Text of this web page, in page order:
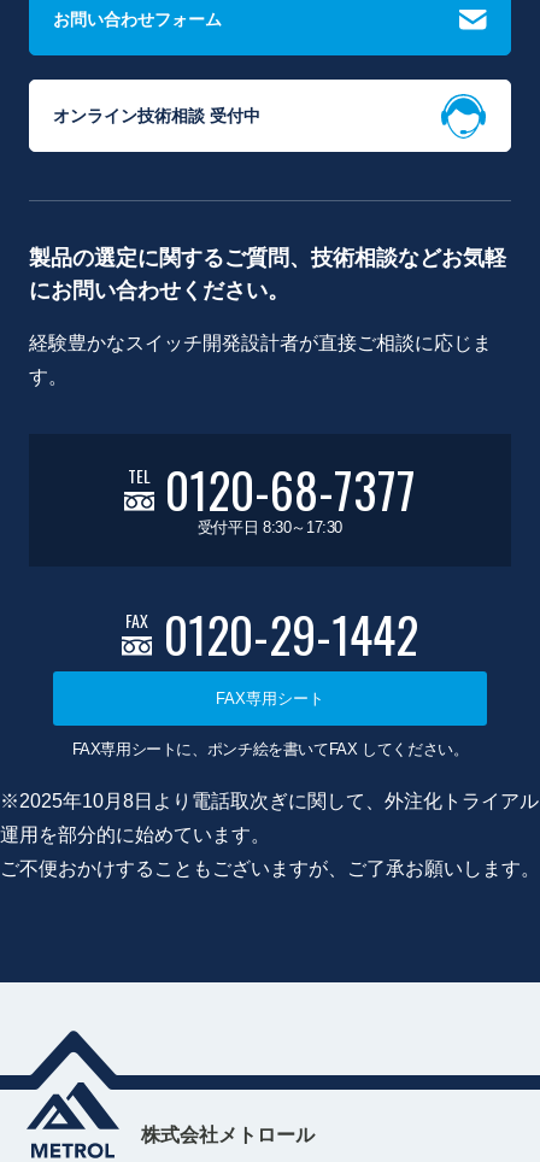
お問い合わせフォーム
オンライン技術相談 受付中
製品の選定に関するご質問、技術相談などお気軽
にお問い合わせください。
経験豊かなスイッチ開発設計者が直接ご相談に応じま
す。
TEL 0120-68-7377
受付平日 8:30～17:30
FAX 0120-29-1442
FAX専用シート
FAX専用シートに、ポンチ絵を書いてFAX してください。
※2025年10月8日より電話取次ぎに関して、外注化トライアル
運用を部分的に始めています。
ご不便おかけすることもございますが、ご了承お願いします。
株式会社メトロール